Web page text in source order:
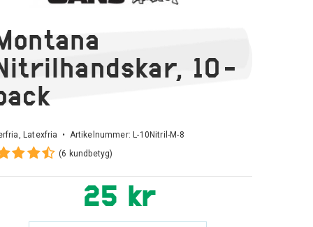
10-
Latexfria • Artikelnummer: L-10Nitril-M-8
(6 kundbetyg)
25 kr